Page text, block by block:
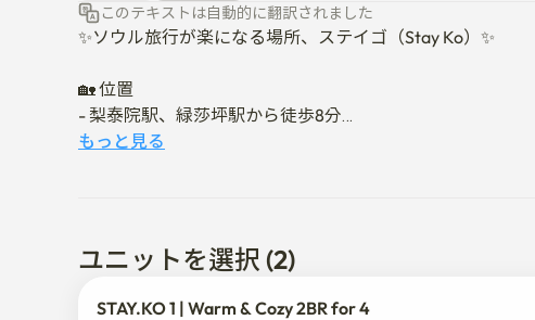
このテキストは自動的に翻訳されました
✨ソウル旅行が楽になる場所、ステイゴ（Stay Ko）✨
🏡 位置
- 梨泰院駅、緑莎坪駅から徒歩8分
- バス停まで徒歩1分
🛏 クイーンベッドのあるメインルームと快適なサブルー
🍳 電子レンジ·電気ポット·エスプレッソマシン·トースタ
もっと見る
ユニットを選択 (2)
STAY.KO 1 | Warm & Cozy 2BR for 4